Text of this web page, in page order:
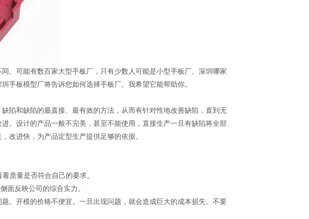
。可能有数百家大型手板厂，只有少数人可能是小型手板厂。深圳哪家
手板模型厂将告诉您如何选择手板厂。我希望它能帮助你。
陷和缺陷的最直接、最有效的方法，从而有针对性地改善缺陷，直到无
。设计的产品一般不完美，甚至不能使用，直接生产一旦有缺陷将全部
改进快，为产品定型生产提供足够的依据。
质量是否符合自己的要求。
面反映公司的综合实力。
。开模的价格不便宜。一旦出现问题，就会造成巨大的成本损失。不要